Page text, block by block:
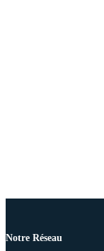
Notre Réseau